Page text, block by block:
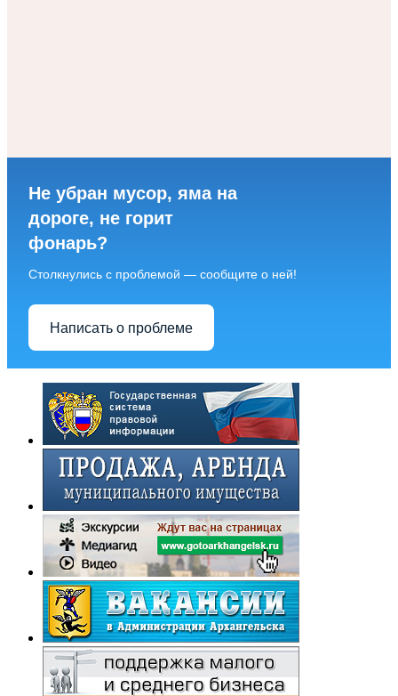
Не убран мусор, яма на
дороге, не горит
фонарь?
Столкнулись с проблемой — сообщите о ней!
Написать о проблеме